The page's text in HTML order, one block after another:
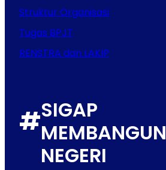
Struktur Organisasi
Tugas BPJT
RENSTRA dan LAKIP
#SIGAP
MEMBANGUN
NEGERI